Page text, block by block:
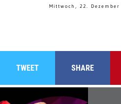
Mittwoch, 22.
TWEET SHARE